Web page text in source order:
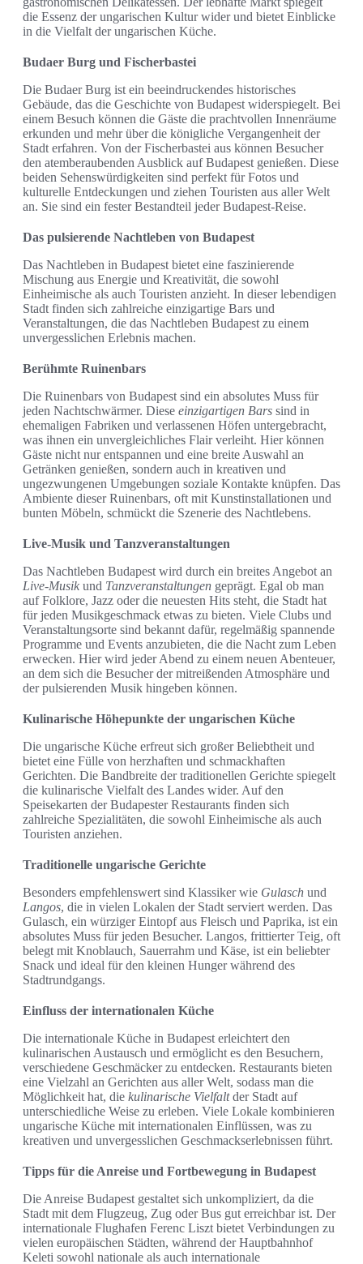
die Essenz der ungarischen Kultur wider und bietet Einblicke
in die Vielfalt der ungarischen Küche.
Budaer Burg und Fischerbastei
Die Budaer Burg ist ein beeindruckendes historisches
Gebäude, das die Geschichte von Budapest widerspiegelt. Bei
einem Besuch können die Gäste die prachtvollen Innenräume
erkunden und mehr über die königliche Vergangenheit der
Stadt erfahren. Von der Fischerbastei aus können Besucher
den atemberaubenden Ausblick auf Budapest genießen. Diese
beiden Sehenswürdigkeiten sind perfekt für Fotos und
kulturelle Entdeckungen und ziehen Touristen aus aller Welt
an. Sie sind ein fester Bestandteil jeder Budapest-Reise.
Das pulsierende Nachtleben von Budapest
Das Nachtleben in Budapest bietet eine faszinierende
Mischung aus Energie und Kreativität, die sowohl
Einheimische als auch Touristen anzieht. In dieser lebendigen
Stadt finden sich zahlreiche einzigartige Bars und
Veranstaltungen, die das Nachtleben Budapest zu einem
unvergesslichen Erlebnis machen.
Berühmte Ruinenbars
Die Ruinenbars von Budapest sind ein absolutes Muss für
jeden Nachtschwärmer. Diese einzigartigen Bars sind in
ehemaligen Fabriken und verlassenen Höfen untergebracht,
was ihnen ein unvergleichliches Flair verleiht. Hier können
Gäste nicht nur entspannen und eine breite Auswahl an
Getränken genießen, sondern auch in kreativen und
ungezwungenen Umgebungen soziale Kontakte knüpfen. Das
Ambiente dieser Ruinenbars, oft mit Kunstinstallationen und
bunten Möbeln, schmückt die Szenerie des Nachtlebens.
Live-Musik und Tanzveranstaltungen
Das Nachtleben Budapest wird durch ein breites Angebot an
Live-Musik und Tanzveranstaltungen geprägt. Egal ob man
auf Folklore, Jazz oder die neuesten Hits steht, die Stadt hat
für jeden Musikgeschmack etwas zu bieten. Viele Clubs und
Veranstaltungsorte sind bekannt dafür, regelmäßig spannende
Programme und Events anzubieten, die die Nacht zum Leben
erwecken. Hier wird jeder Abend zu einem neuen Abenteuer,
an dem sich die Besucher der mitreißenden Atmosphäre und
der pulsierenden Musik hingeben können.
Kulinarische Höhepunkte der ungarischen Küche
Die ungarische Küche erfreut sich großer Beliebtheit und
bietet eine Fülle von herzhaften und schmackhaften
Gerichten. Die Bandbreite der traditionellen Gerichte spiegelt
die kulinarische Vielfalt des Landes wider. Auf den
Speisekarten der Budapester Restaurants finden sich
zahlreiche Spezialitäten, die sowohl Einheimische als auch
Touristen anziehen.
Traditionelle ungarische Gerichte
Besonders empfehlenswert sind Klassiker wie Gulasch und
Langos, die in vielen Lokalen der Stadt serviert werden. Das
Gulasch, ein würziger Eintopf aus Fleisch und Paprika, ist ein
absolutes Muss für jeden Besucher. Langos, frittierter Teig, oft
belegt mit Knoblauch, Sauerrahm und Käse, ist ein beliebter
Snack und ideal für den kleinen Hunger während des
Stadtrundgangs.
Einfluss der internationalen Küche
Die internationale Küche in Budapest erleichtert den
kulinarischen Austausch und ermöglicht es den Besuchern,
verschiedene Geschmäcker zu entdecken. Restaurants bieten
eine Vielzahl an Gerichten aus aller Welt, sodass man die
Möglichkeit hat, die kulinarische Vielfaltder Stadt auf
unterschiedliche Weise zu erleben. Viele Lokale kombinieren
ungarische Küche mit internationalen Einflüssen, was zu
kreativen und unvergesslichen Geschmackserlebnissen führt.
Tipps für die Anreise und Fortbewegung in Budapest
Die Anreise Budapest gestaltet sich unkompliziert, da die
Stadt mit dem Flugzeug, Zug oder Bus gut erreichbar ist. Der
internationale Flughafen Ferenc Liszt bietet Verbindungen zu
vielen europäischen Städten, während der Hauptbahnhof
Keleti sowohl nationale als auch internationale